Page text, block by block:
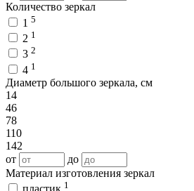
Количество зеркал
1 5
2 1
3 2
4 1
Диаметр большого зеркала, см
14
46
78
110
142
от
до
Материал изготовления зеркал
пластик 1